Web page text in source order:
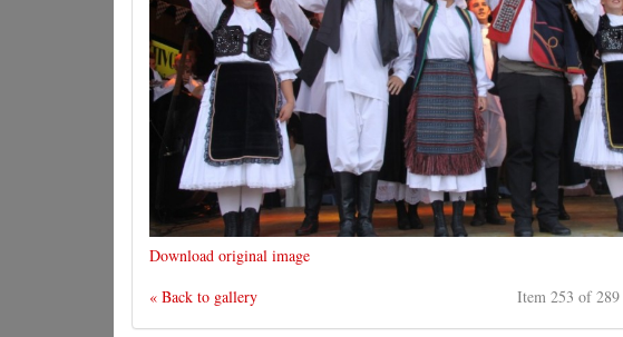
Download original image
« Back to gallery
Item 253 of 289